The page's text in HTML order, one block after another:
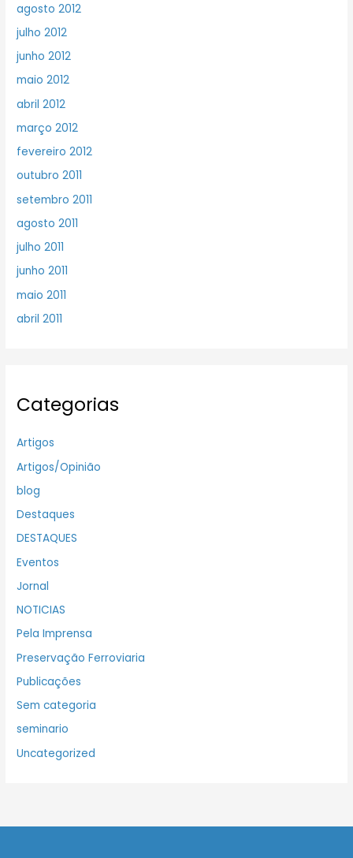
agosto 2012
julho 2012
junho 2012
maio 2012
abril 2012
março 2012
fevereiro 2012
outubro 2011
setembro 2011
agosto 2011
julho 2011
junho 2011
maio 2011
abril 2011
Categorias
Artigos
Artigos/Opinião
blog
Destaques
DESTAQUES
Eventos
Jornal
NOTICIAS
Pela Imprensa
Preservação Ferroviaria
Publicações
Sem categoria
seminario
Uncategorized